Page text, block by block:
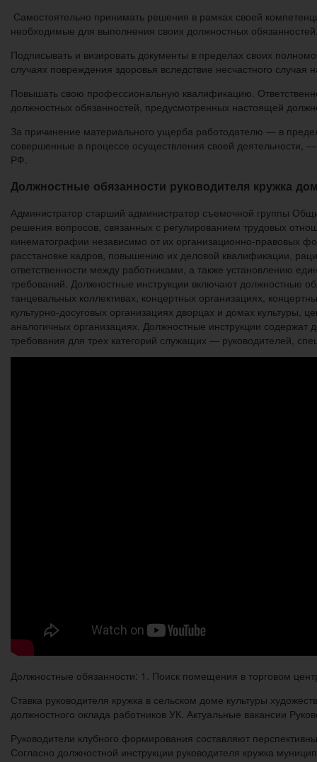
Самостоятельно принимать решения в рамках своей
необходимые для выполнения своих должностных
Подписывать и визировать документы в пределах своих
случаях повреждения здоровья вследствие несчастного
Повышать свою профессиональную квалификацию.
должностных обязанностей, предусмотренных настоящей
За причинение материального ущерба работодателю — в
совершенные в процессе осуществления своей деятельности,
РФ.
Должностные обязанности руководителя кружка
Администратор старший администратор съемочной группы
решения вопросов, связанных с регулированием трудовых
кинематографии независимо от их организационно-правовых
расстановке кадров, повышению их деловой квалификации,
ответственности между работниками, а также установлению
требований. Должностные инструкции включают должностные
танцевальных коллективах, концертных организациях,
культурно-досуговых организациях дворцах и домах культуры,
аналогичных организациях. Должностные инструкции
требования для трех категорий служащих — руководителей,
Должностные обязанности: 1. Поиск помещения в торговом
Ставка руководителя кружка в сельском доме культуры
должностного оклада работников УК. Актуальные вакансии
Руководители клубного формирования составляют
Согласно должностной инструкции руководителя кружка